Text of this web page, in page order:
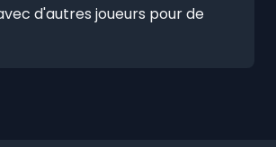
d'autres joueurs pour de